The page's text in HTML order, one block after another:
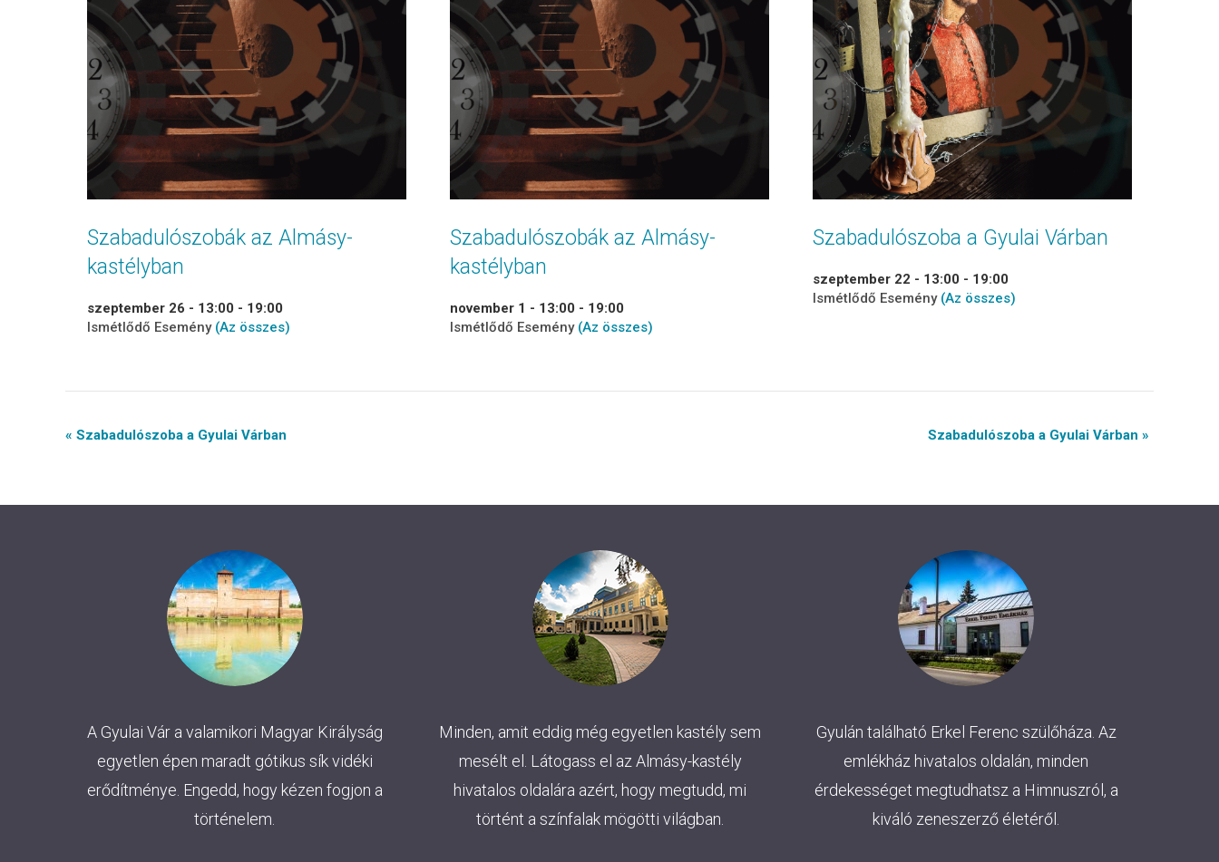
Szabadulószobák az Almásy-
kastélyban
szeptember 26 - 13:00 - 19:00
Ismétlődő Esemény (Az összes)
Szabadulószobák az Almásy-
kastélyban
november 1 - 13:00 - 19:00
Ismétlődő Esemény (Az összes)
Szabadulószoba a Gyulai Várban
szeptember 22 - 13:00 - 19:00
Ismétlődő Esemény (Az összes)
Event
« Szabadulószoba a Gyulai Várban Szabadulószoba a Gyulai Várban »
A Gyulai Vár a valamikori Magyar Királyság
egyetlen épen maradt gótikus sík vidéki
erődítménye. Engedd, hogy kézen fogjon a
történelem.
Minden, amit eddig még egyetlen kastély sem
mesélt el. Látogass el az Almásy-kastély
hivatalos oldalára azért, hogy megtudd, mi
történt a színfalak mögötti világban.
Gyulán található Erkel Ferenc szülőháza. Az
emlékház hivatalos oldalán, minden
érdekességet megtudhatsz a Himnuszról, a
kiváló zeneszerző életéről.